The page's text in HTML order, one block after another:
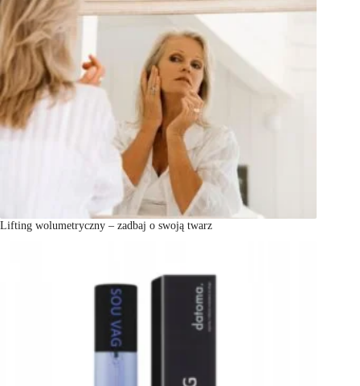
Lifting wolumetryczny – zadbaj o swoją twarz